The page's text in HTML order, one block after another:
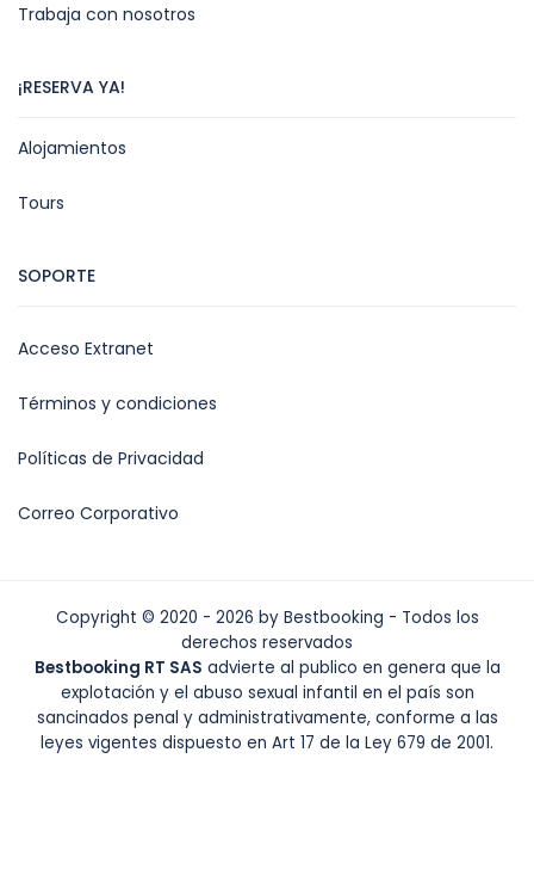
Trabaja con nosotros
¡RESERVA YA!
Alojamientos
Tours
SOPORTE
Acceso Extranet
Términos y condiciones
Políticas de Privacidad
Correo Corporativo
Copyright © 2020 - 2026 by Bestbooking - Todos los
derechos reservados
Bestbooking RT SAS advierte al publico en genera que la
explotación y el abuso sexual infantil en el país son
sancinados penal y administrativamente, conforme a las
leyes vigentes dispuesto en Art 17 de la Ley 679 de 2001.